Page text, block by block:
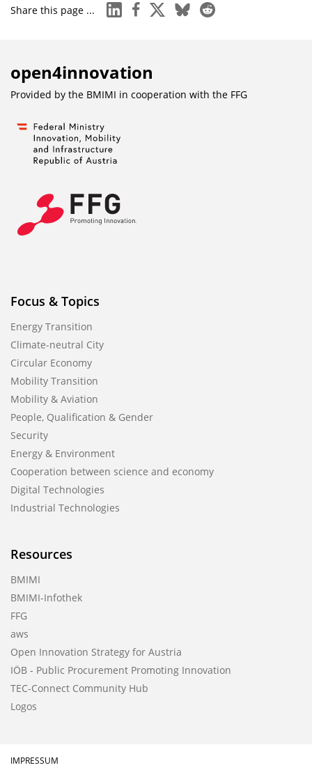
Share this page ... linkedinfacebook
x blueskyreddit
open4innovation
Provided by the BMIMI in cooperation with the FFG
Focus & Topics
Energy Transition
Climate-neutral City
Circular Economy
Mobility Transition
Mobility & Aviation
People, Qualification & Gender
Security
Energy & Environment
Cooperation between science and economy
Digital Technologies
Industrial Technologies
Resources
BMIMI
BMIMI-Infothek
FFG
aws
Open Innovation Strategy for Austria
IÖB - Public Procurement Promoting Innovation
TEC-Connect Community Hub
Logos
IMPRESSUM